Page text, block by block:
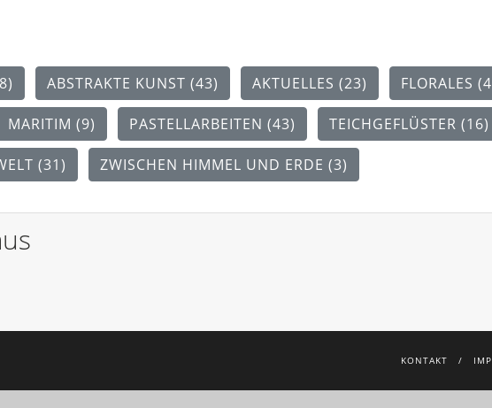
ABSTRAKTE KUNST (43) AKTUELLES (23) FLORALES
MARITIM (9) PASTELLARBEITEN (43) TEICHGEFLÜSTER (16)
(31) ZWISCHEN HIMMEL UND ERDE (3)
KONTAKT